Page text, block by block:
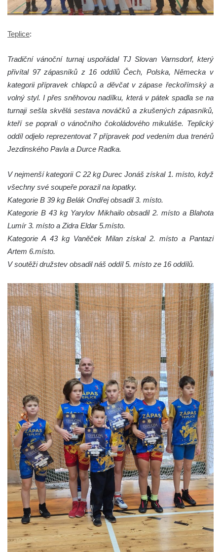
Teplice:
Tradiční vánoční turnaj uspořádal TJ Slovan Varnsdorf, který
přivítal 97 zápasníků z 16 oddílů Čech, Polska, Německa v
kategorii přípravek chlapců a děvčat v zápase řeckořímský a
volný styl. I přes sněhovou nadílku, která v pátek spadla se na
turnaji sešla skvělá sestava nováčků a zkušených zápasníků,
kteří se poprali o vánočního čokoládového mikuláše. Teplický
oddíl odjelo reprezentovat 7 přípravek pod vedením dua trenérů
Jezdinského Pavla a Durce Radka.
V nejmenší kategorii C 22 kg Durec Jonáš získal 1. místo, když
všechny své soupeře porazil na lopatky.
Kategorie B 39 kg Belák Ondřej obsadil 3. místo.
Kategorie B 43 kg Yarylov Mikhailo obsadil 2. místo a Blahota
Lumír 3. místo a Zidra Eldar 5.místo.
Kategorie A 43 kg Vaněček Milan získal 2. místo a Pantazi
Artem 6.místo.
V soutěži družstev obsadil náš oddíl 5. místo ze 16 oddílů.